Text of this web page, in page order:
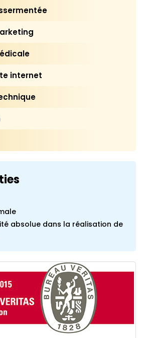
internet
absolue dans la réalisation de